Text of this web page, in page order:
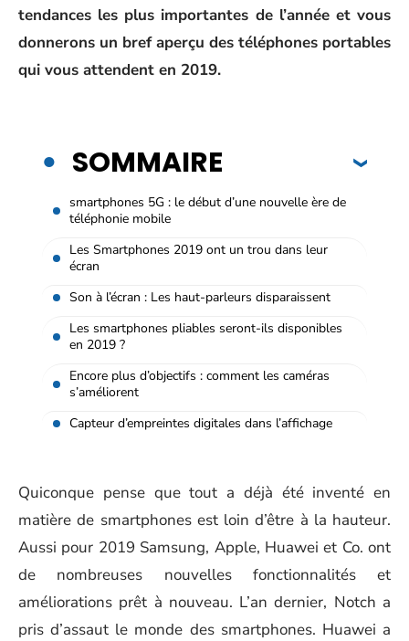
tendances les plus importantes de l’année et vous
donnerons un bref aperçu des téléphones portables
qui vous attendent en 2019.
SOMMAIRE
smartphones 5G : le début d’une nouvelle ère de
téléphonie mobile
Les Smartphones 2019 ont un trou dans leur
écran
Son à l’écran : Les haut-parleurs disparaissent
Les smartphones pliables seront-ils disponibles
en 2019 ?
Encore plus d’objectifs : comment les caméras
s’améliorent
Capteur d’empreintes digitales dans l’affichage
Quiconque pense que tout a déjà été inventé en
matière de smartphones est loin d’être à la hauteur.
Aussi pour 2019 Samsung, Apple, Huawei et Co. ont
de nombreuses nouvelles fonctionnalités et
améliorations prêt à nouveau. L’an dernier, Notch a
pris d’assaut le monde des smartphones. Huawei a